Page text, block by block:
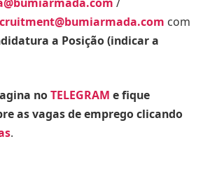
com
a Posição (indicar a
noTELEGRAM e fique
as vagas de emprego clicando
.